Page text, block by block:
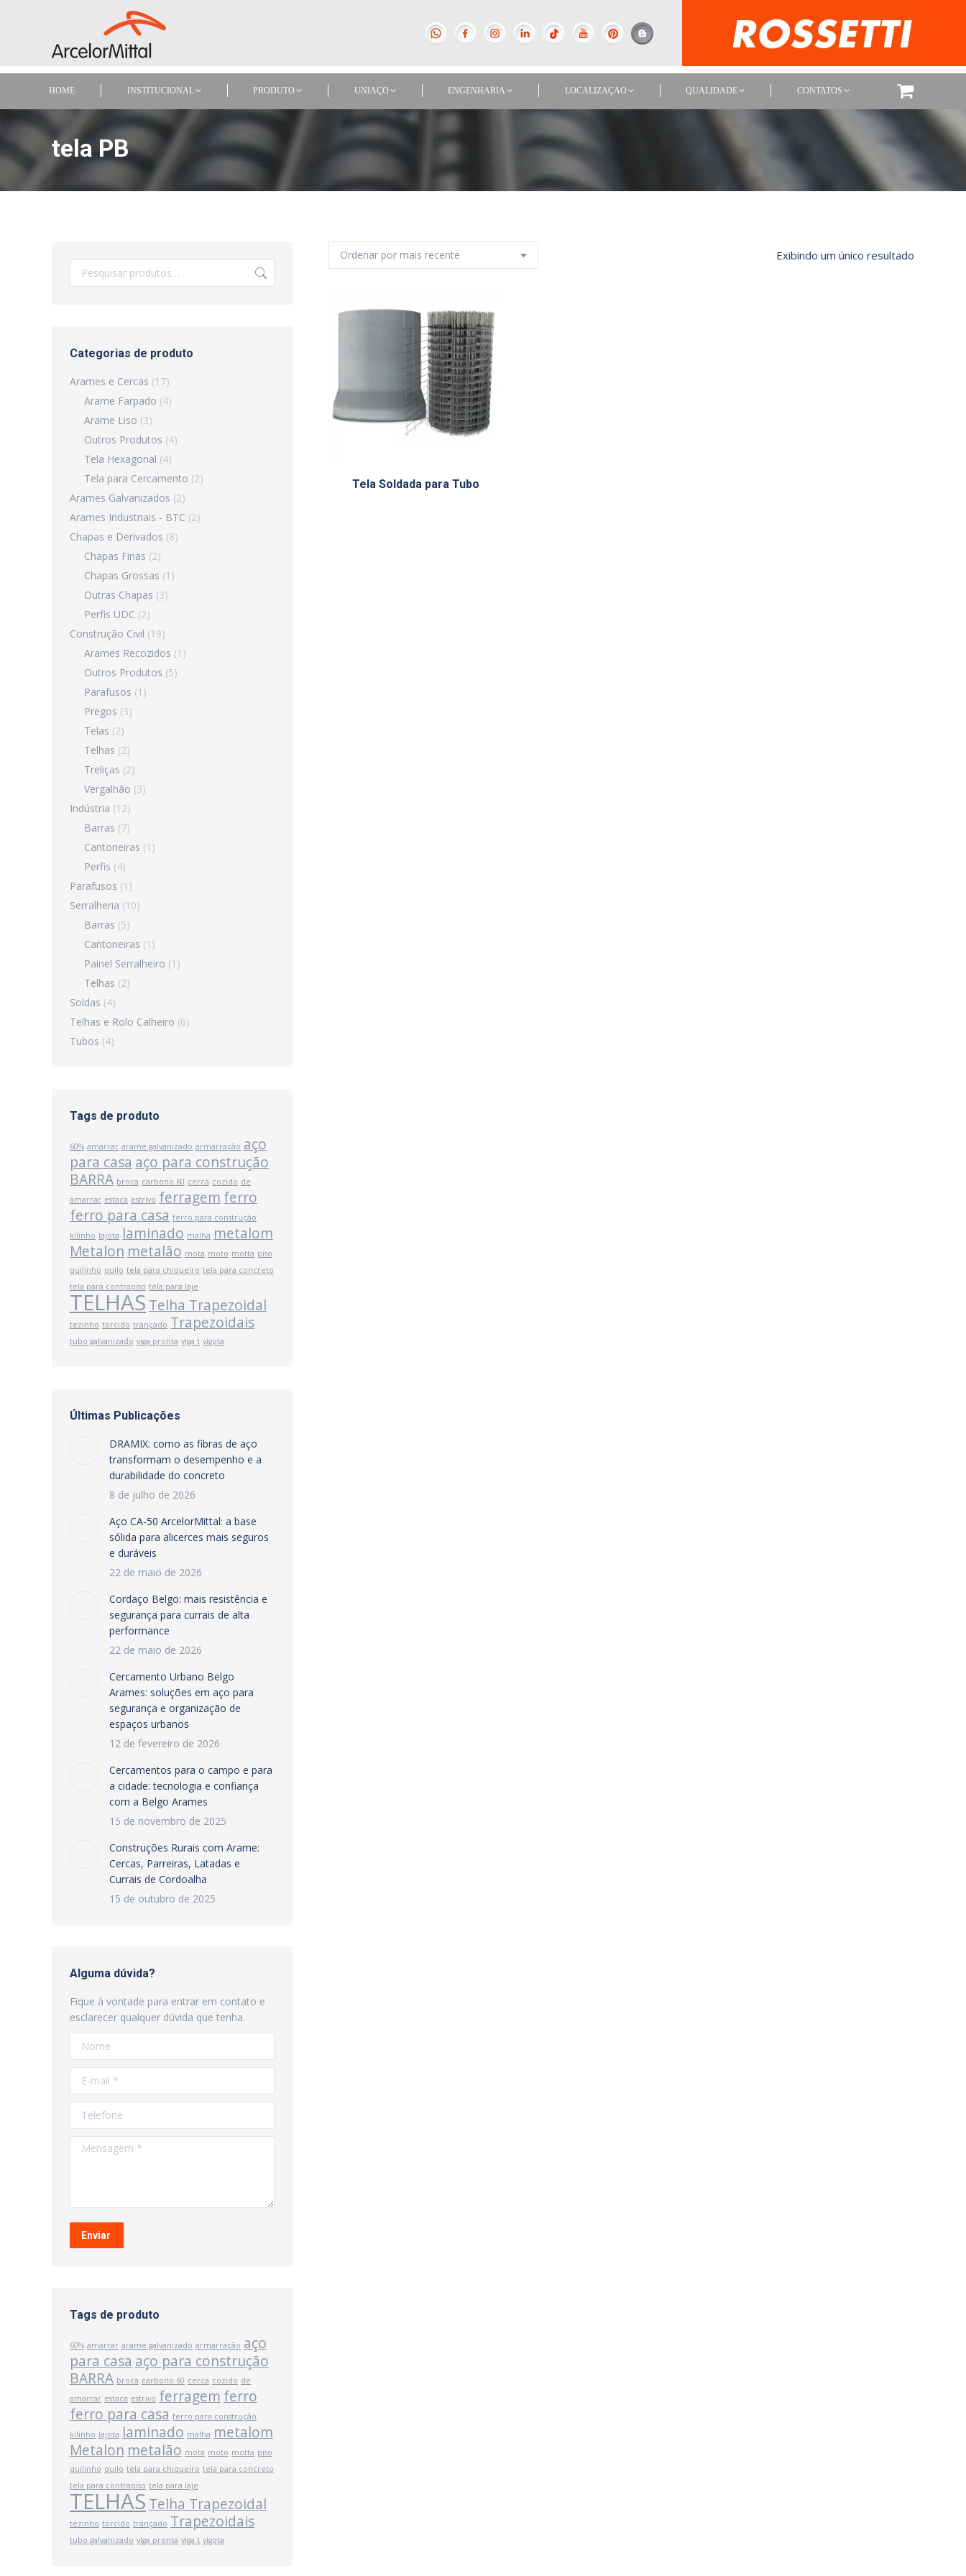
HOME INSTITUCIONAL PRODUTO UNIAÇO ENGENHARIA LOCALIZAÇAO QUALIDADE CONTATOS
tela PB
Exibindo um único resultado
Tela Soldada para Tubo
Categorias de produto
Arames e Cercas (17)
Arame Farpado (4)
Arame Liso (3)
Outros Produtos (4)
Tela Hexagonal (4)
Tela para Cercamento (2)
Arames Galvanizados (2)
Arames Industriais - BTC (2)
Chapas e Derivados (8)
Chapas Finas (2)
Chapas Grossas (1)
Outras Chapas (3)
Perfis UDC (2)
Construção Civil (19)
Arames Recozidos (1)
Outros Produtos (5)
Parafusos (1)
Pregos (3)
Telas (2)
Telhas (2)
Treliças (2)
Vergalhão (3)
Indústria (12)
Barras (7)
Cantoneiras (1)
Perfis (4)
Parafusos (1)
Serralheria (10)
Barras (5)
Cantoneiras (1)
Painel Serralheiro (1)
Telhas (2)
Soldas (4)
Telhas e Rolo Calheiro (6)
Tubos (4)
Tags de produto
60% amarrar arame galvanizado armarração aço
para casa aço para construção
BARRA broca carbono 60 cerca cozido de
amarrar estaca estrivo ferragem ferro
ferro para casa ferro para construção
kilinho lajota laminado malha metalom
Metalon metalão mota moto motta piso
quilinho quilo tela para chiqueiro tela para concreto
tela para contrapiso tela para laje
TELHAS Telha Trapezoidal
tezinho torcido trançado Trapezoidais
tubo galvanizado viga pronta viga t vigota
Últimas Publicações
DRAMIX: como as fibras de aço
transformam o desempenho e a
durabilidade do concreto
8 de julho de 2026
Aço CA-50 ArcelorMittal: a base
sólida para alicerces mais seguros
e duráveis
22 de maio de 2026
Cordaço Belgo: mais resistência e
segurança para currais de alta
performance
22 de maio de 2026
Cercamento Urbano Belgo
Arames: soluções em aço para
segurança e organização de
espaços urbanos
12 de fevereiro de 2026
Cercamentos para o campo e para
a cidade: tecnologia e confiança
com a Belgo Arames
15 de novembro de 2025
Construções Rurais com Arame:
Cercas, Parreiras, Latadas e
Currais de Cordoalha
15 de outubro de 2025
Alguma dúvida?
Fique à vontade para entrar em contato e
esclarecer qualquer dúvida que tenha.
Nome
E-mail *
Telefone
Mensagem *
Enviar
Tags de produto
60% amarrar arame galvanizado armarração aço
para casa aço para construção
BARRA broca carbono 60 cerca cozido de
amarrar estaca estrivo ferragem ferro
ferro para casa ferro para construção
kilinho lajota laminado malha metalom
Metalon metalão mota moto motta piso
quilinho quilo tela para chiqueiro tela para concreto
tela para contrapiso tela para laje
TELHAS Telha Trapezoidal
tezinho torcido trançado Trapezoidais
tubo galvanizado viga pronta viga t vigota
INSTITUCIONAL ENGENHARIA LOCALIZAÇAO QUALIDADE CONTATOS